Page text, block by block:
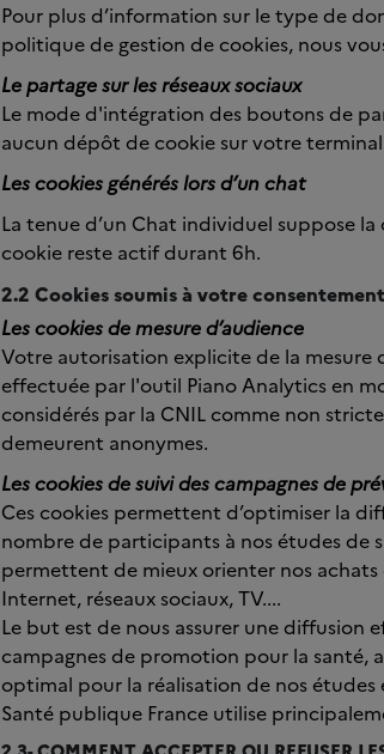
Pour plus d’information sur le type de
politique de gestion de cookies, nous
Le partage sur les réseaux sociaux
Le mode d'intégration des boutons de
aucun dépôt de cookie sur votre
Les cookies générés lors d’un chat
La tenue d’un Chat individuel suppose
cookie reste actif durant 6h.
2.2 Cookies soumis à votre consentement
Les cookies de mesure d’audience
Votre autorisation explicite de la
effectuée par l'outil Piano Analytics en
considérés par la CNIL comme non
demeurent anonymes.
Les cookies de suivi des campagnes de
Ces cookies permettent d’optimiser la
nombre de participants à nos études de
permettent de mieux orienter nos achats
Internet, réseaux sociaux, TV....
Le but est de nous assurer une diffusion
campagnes de promotion pour la
optimal pour la réalisation de nos études
Santé publique France utilise